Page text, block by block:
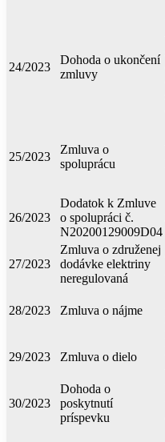
24/2023
Dohoda o ukončení
zmluvy
25/2023
Zmluva o
spoluprácu
26/2023
Dodatok k Zmluve
o spolupráci č.
N20200129009D04
27/2023
Zmluva o združenej
dodávke elektriny
neregulovaná
28/2023 Zmluva o nájme
29/2023 Zmluva o dielo
30/2023
Dohoda o
poskytnutí
príspevku